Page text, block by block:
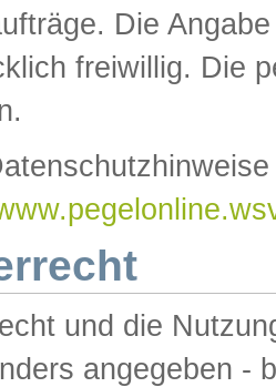
Die
freiwillig. Die
und die
angegeben -